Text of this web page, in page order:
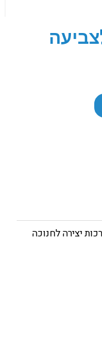
יצירה לחנוכה